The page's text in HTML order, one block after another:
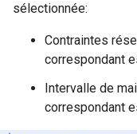
sélectionnée:
Contraintes
correspondant
Intervalle de
correspondant